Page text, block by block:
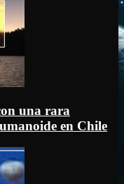
una rara
en Chile